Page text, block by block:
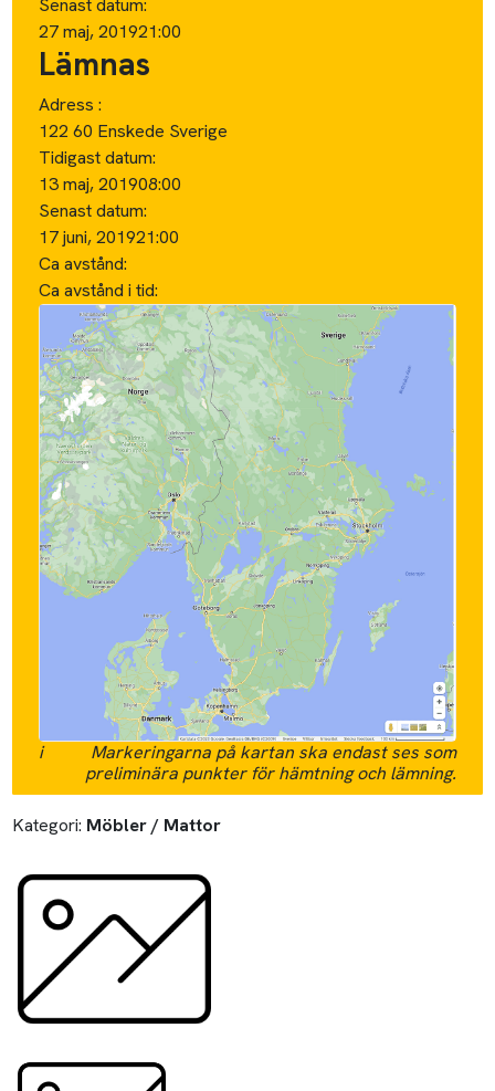
27 maj, 201921:00
Lämnas
Adress :
122 60 Enskede Sverige
Tidigast datum:
13 maj, 201908:00
Senast datum:
17 juni, 201921:00
Ca avstånd:
Ca avstånd i tid:
i
Markeringarna på kartan ska endast ses som
preliminära punkter för hämtning och lämning.
Kategori: Möbler / Mattor